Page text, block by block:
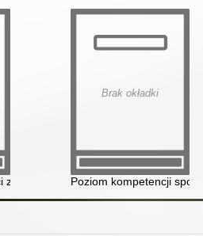
perspektywy polityki społecznej na
Brak okładki
Poziom kompetencji